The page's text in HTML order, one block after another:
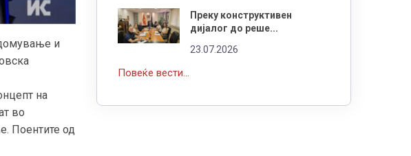
и
на
во
Поентите од
Преку конструктивен
дијалог до реше...
23.07.2026
Повеќе вести...